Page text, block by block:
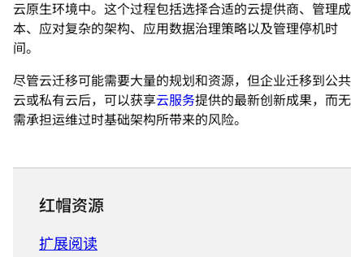
云原生环境中。这个过程包括选择合适的云提供商、管理成
本、应对复杂的架构、应用数据治理策略以及管理停机时
间。
尽管云迁移可能需要大量的规划和资源，但企业迁移到公共
云或私有云后，可以获享云服务提供的最新创新成果，而无
需承担运维过时基础架构所带来的风险。
红帽资源
扩展阅读